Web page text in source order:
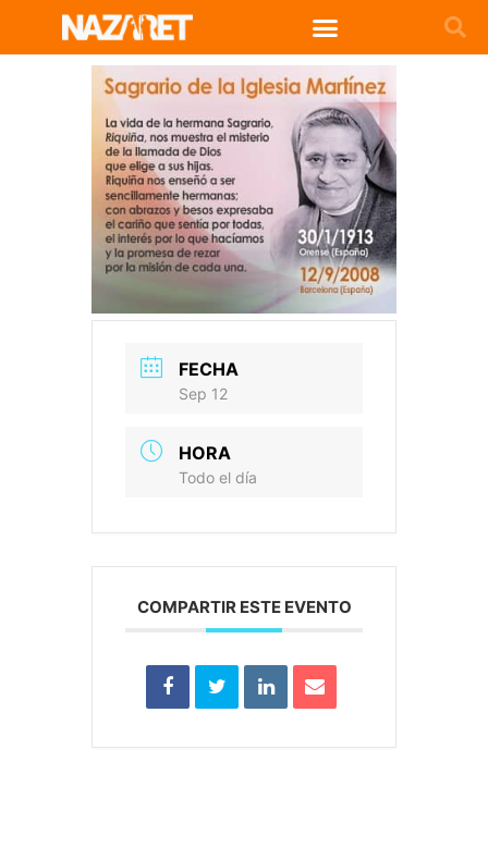
FECHA
Sep 12
HORA
Todo el día
COMPARTIR ESTE EVENTO